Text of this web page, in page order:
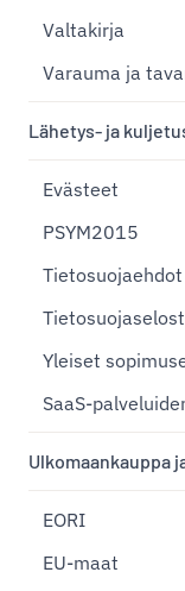
Valtakirja
Varauma ja
Lähetys- ja
Evästeet
PSYM2015
Tietosuojaehdot
Yleiset
SaaS-
Ulkomaankauppa
EORI
EU-maat